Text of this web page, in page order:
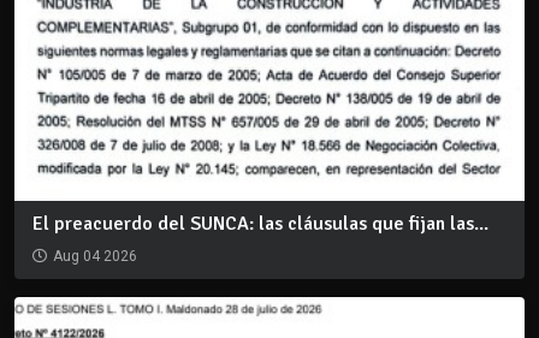
El preacuerdo del SUNCA: las cláusulas que fijan las...
Aug 04 2026